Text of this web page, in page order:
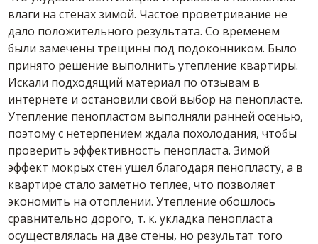
влаги на стенах зимой. Частое проветривание не
дало положительного результата. Со временем
были замечены трещины под подоконником. Было
принято решение выполнить утепление квартиры.
Искали подходящий материал по отзывам в
интернете и остановили свой выбор на пенопласте.
Утепление пенопластом выполняли ранней осенью,
поэтому с нетерпением ждала похолодания, чтобы
проверить эффективность пенопласта. Зимой
эффект мокрых стен ушел благодаря пенопласту, а в
квартире стало заметно теплее, что позволяет
экономить на отоплении. Утепление обошлось
сравнительно дорого, т. к. укладка пенопласта
осуществлялась на две стены, но результат того